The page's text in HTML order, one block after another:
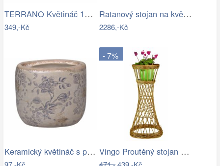
TERRANO Květináč 15 cm
349,-Kč
Ratanový stojan na květináče - AX
2286,-Kč
Keramický květináč s popraskáním Melun …
- 7%
Vingo Proutěný stojan na květiny…